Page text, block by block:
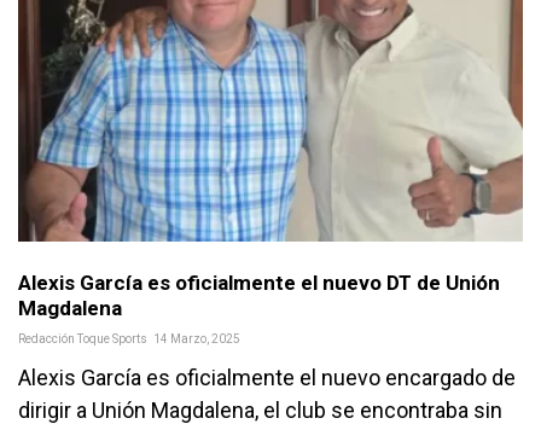
Alexis García es oficialmente el nuevo DT de Unión
Magdalena
Redacción Toque Sports 14 Marzo, 2025
Alexis García es oficialmente el nuevo encargado de
dirigir a Unión Magdalena, el club se encontraba sin